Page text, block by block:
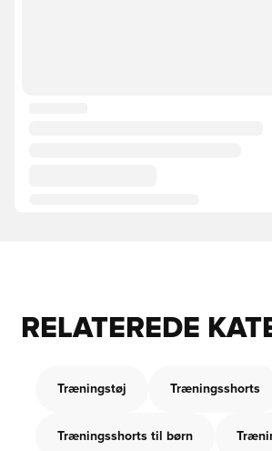
RELATEREDE
Træningstøj Træningsshorts
Træningsshorts til børn